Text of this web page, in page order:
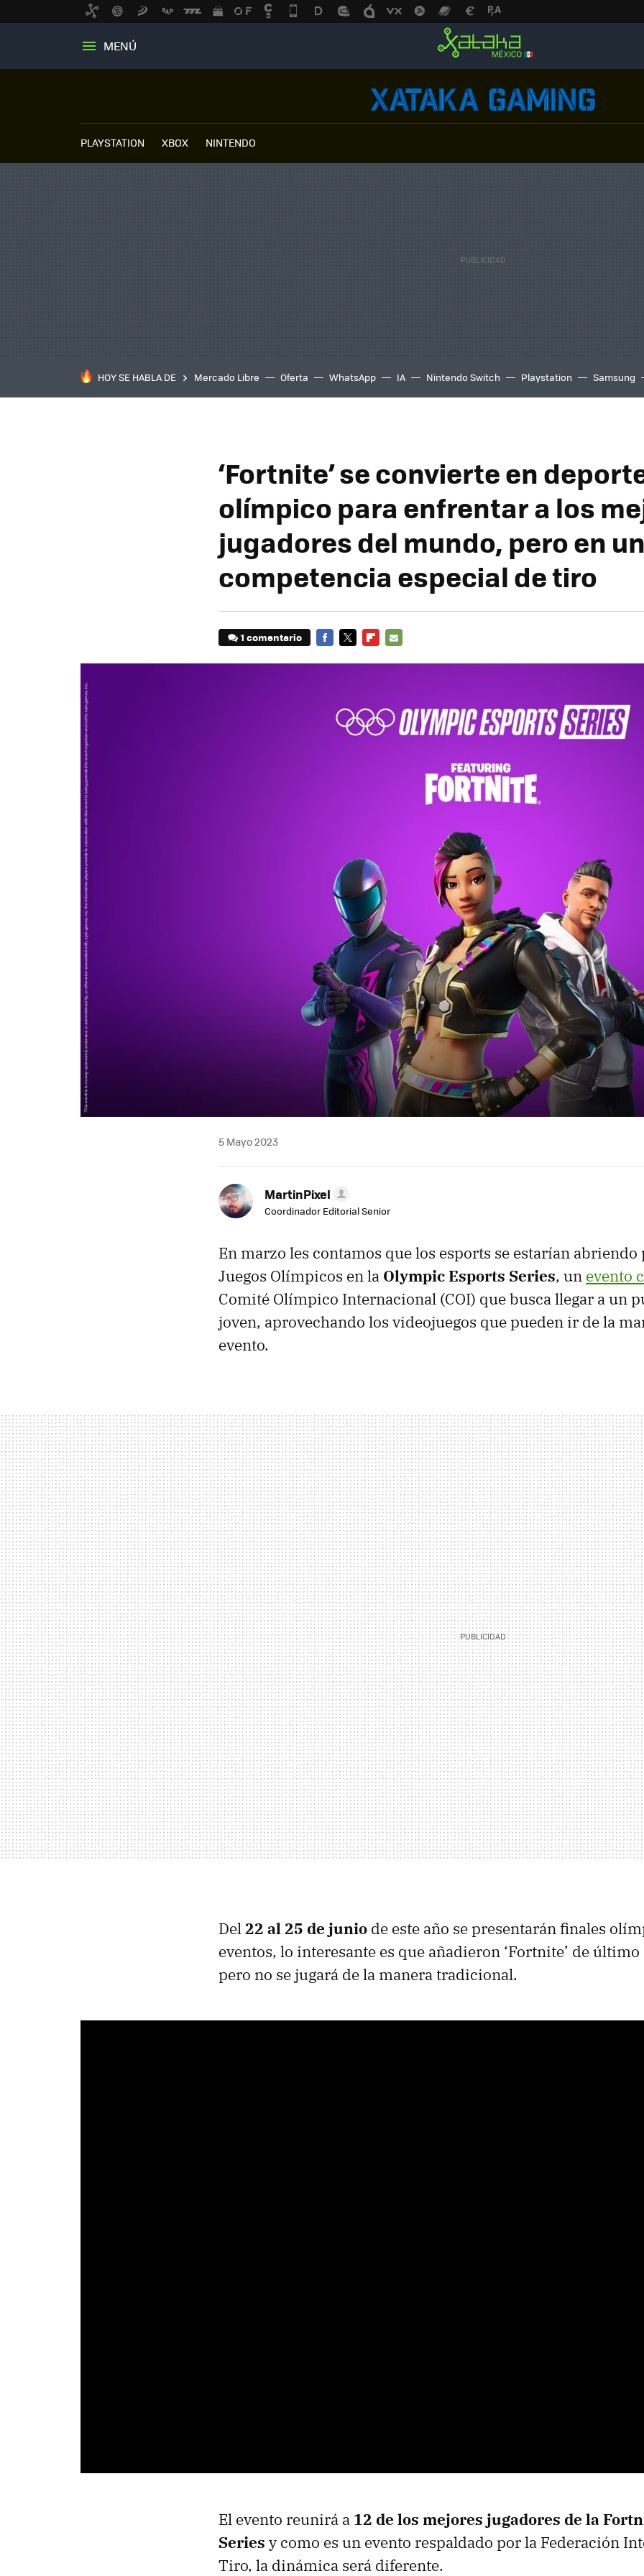
MENÚ
PLAYSTATION XBOX NINTENDO
HOY SE HABLA DE Mercado Libre Oferta WhatsApp IA Nintendo Switch Playstation Samsung
‘Fortnite’ se convierte en
olímpico para enfrentar a los
jugadores del mundo, pero en
competencia especial de tiro
1 comentario
5 Mayo 2023
MartinPixel
Coordinador Editorial Senior
En marzo les contamos que los esports se estarían abriendo
Juegos Olímpicos en la Olympic Esports Series, un evento
Comité Olímpico Internacional (COI) que busca llegar a un
joven, aprovechando los videojuegos que pueden ir de la
evento.
Del 22 al 25 de junio de este año se presentarán finales
eventos, lo interesante es que añadieron ‘Fortnite’ de
pero no se jugará de la manera tradicional.
El evento reunirá a 12 de los mejores jugadores de la
Series y como es un evento respaldado por la Federación
Tiro, la dinámica será diferente.